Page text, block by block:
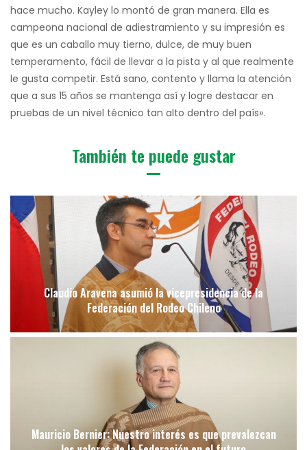
hace mucho. Kayley lo montó de gran manera. Ella es
campeona nacional de adiestramiento y su impresión es
que es un caballo muy tierno, dulce, de muy buen
temperamento, fácil de llevar a la pista y al que realmente
le gusta competir. Está sano, contento y llama la atención
que a sus 15 años se mantenga así y logre destacar en
pruebas de un nivel técnico tan alto dentro del país».
También te puede gustar
Claudio Aravena asumió la vicepresidencia de la
Federación del Rodeo Chileno
Mauricio Bernier: Nuestro interés es que prevalezcan